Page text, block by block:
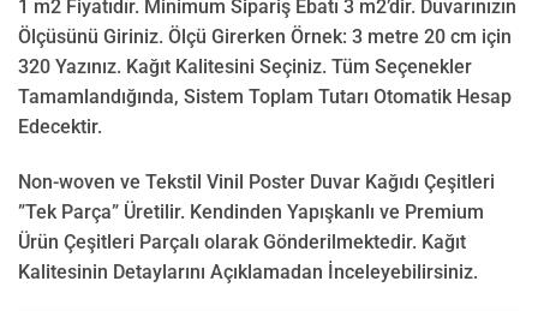
1 m2 Fiyatıdır. Minimum Sipariş Ebatı 3 m2’dir. Duvarınızın
Ölçüsünü Giriniz. Ölçü Girerken Örnek: 3 metre 20 cm için
320 Yazınız. Kağıt Kalitesini Seçiniz. Tüm Seçenekler
Tamamlandığında, Sistem Toplam Tutarı Otomatik Hesap
Edecektir.
Non-woven ve Tekstil Vinil Poster Duvar Kağıdı Çeşitleri
”Tek Parça” Üretilir. Kendinden Yapışkanlı ve Premium
Ürün Çeşitleri Parçalı olarak Gönderilmektedir. Kağıt
Kalitesinin Detaylarını Açıklamadan İnceleyebilirsiniz.